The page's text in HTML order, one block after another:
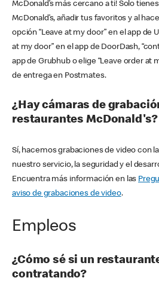
McDonald’s más cercano a ti! Solo
McDonald’s, añadir tus favoritos y al
opción “Leave at my door” en el app de
at my door” en el app de DoorDash,
app de Grubhub o elige “Leave order at
de entrega en Postmates.
¿Hay cámaras de
restaurantes McDonald's?
Sí, hacemos grabaciones de video con
nuestro servicio, la seguridad y el
Encuentra más información en las
aviso de grabaciones de video.
Empleos
¿Cómo sé si un
contratando?